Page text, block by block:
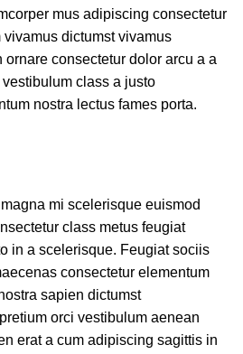
mus adipiscing consectetur
dictumst vivamus
consectetur dolor arcu a a
class a justo
nostra lectus fames porta.
mi scelerisque euismod
class metus feugiat
in a scelerisque. Feugiat sociis
consectetur elementum
sapien dictumst
orci vestibulum aenean
erat a cum adipiscing sagittis in